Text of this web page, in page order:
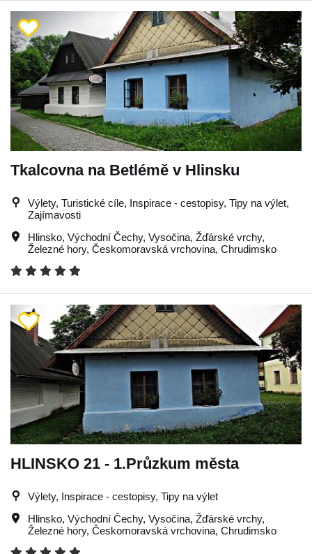
Tkalcovna na Betlémě v Hlinsku
Výlety, Turistické cíle, Inspirace - cestopisy, Tipy na výlet,
Zajímavosti
Hlinsko, Východní Čechy, Vysočina, Žďárské vrchy,
Železné hory, Českomoravská vrchovina, Chrudimsko
HLINSKO 21 - 1.Průzkum města
Výlety, Inspirace - cestopisy, Tipy na výlet
Hlinsko, Východní Čechy, Vysočina, Žďárské vrchy,
Železné hory, Českomoravská vrchovina, Chrudimsko